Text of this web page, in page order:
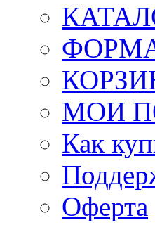
МОИ
Как
Оферта